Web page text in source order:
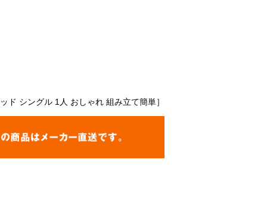
ド シングル 1人 おしゃれ 組み立て簡単］